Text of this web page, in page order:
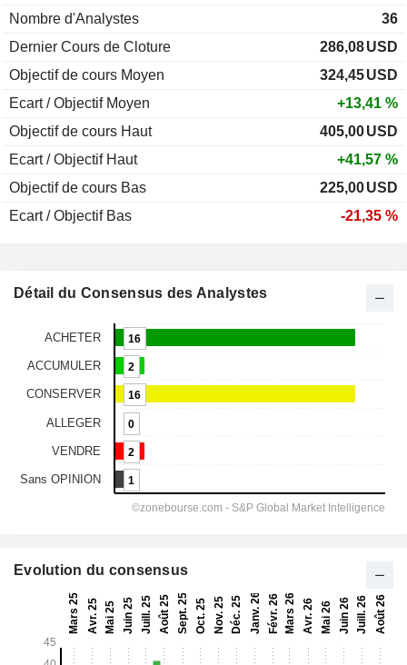
Nombre d'Analystes
36
Dernier Cours de Cloture
286,08USD
Objectif de cours Moyen
324,45USD
Ecart / Objectif Moyen
+13,41 %
Objectif de cours Haut
405,00USD
Ecart / Objectif Haut
+41,57 %
Objectif de cours Bas
225,00USD
Ecart / Objectif Bas
-21,35 %
Détail du Consensus des Analystes
Evolution du consensus